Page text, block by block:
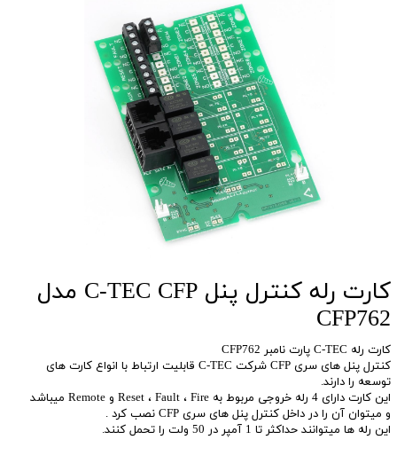
کارت رله کنترل پنل C-TEC CFP مدل
CFP762
کارت رله C-TEC پارت نامبر CFP762
کنترل پنل های سری CFP شرکت C-TEC قابلیت ارتباط با انواع کارت های
توسعه را دارند.
این کارت دارای 4 رله خروجی مربوط به Reset ، Fault ، Fire و Remote میباشد
و میتوان آن را در داخل کنترل پنل های سری CFP نصب کرد .
این رله ها میتوانند حداکثر تا 1 آمپر در 50 ولت را تحمل کنند.